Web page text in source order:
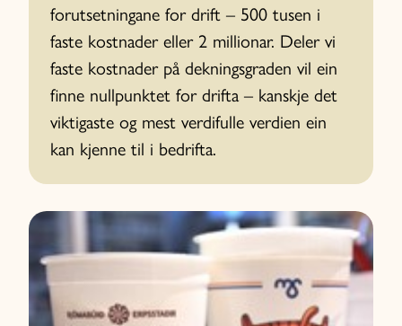
forutsetningane for drift – 500 tusen i
faste kostnader eller 2 millionar. Deler vi
faste kostnader på dekningsgraden vil ein
finne nullpunktet for drifta – kanskje det
viktigaste og mest verdifulle verdien ein
kan kjenne til i bedrifta.